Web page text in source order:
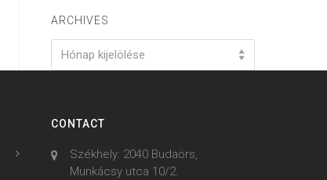
ARCHIVES
Hónap kijelölése
CONTACT
Székhely: 2040 Budaörs,
Munkácsy utca 10/2.